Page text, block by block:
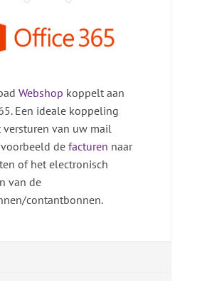
Webshop koppelt aan
Een ideale koppeling
versturen van uw mail
de facturen naar
of het electronisch
van de
contantbonnen.